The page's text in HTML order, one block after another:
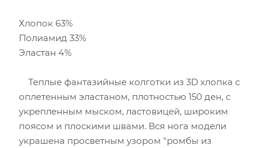
Хлопок 63%
Полиамид 33%
Эластан 4%
Теплые фантазийные колготки из 3D хлопка с
оплетенным эластаном, плотностью 150 ден, с
укрепленным мыском, ластовицей, широким
поясом и плоскими швами. Вся нога модели
украшена просветным узором "ромбы из